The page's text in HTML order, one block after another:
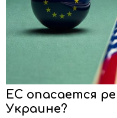
ЕС опасается
Украине?